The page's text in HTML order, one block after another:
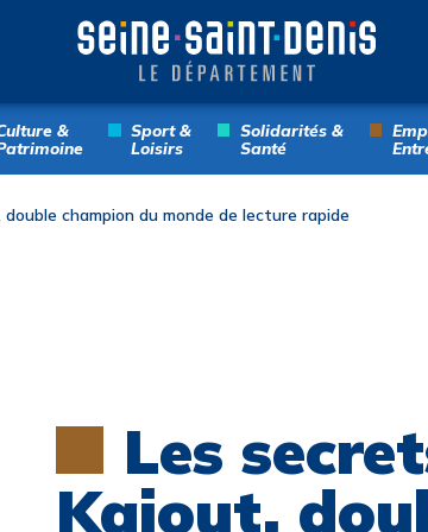
&
Sport &
Loisirs
Solidarités &
Santé
champion du monde de lecture rapide
Les
Kajout,